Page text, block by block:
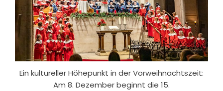
Ein kultureller Höhepunkt in der Vorweihnachtszeit:
Am 8. Dezember beginnt die 15.